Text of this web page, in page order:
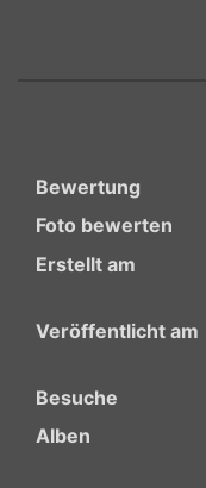
Bewertung
Foto bewerten
Erstellt am
Veröffentlicht am
Besuche
Alben